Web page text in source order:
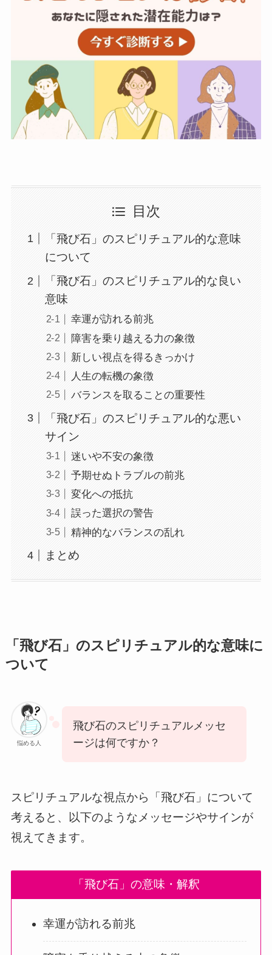
目次
「飛び石」のスピリチュアル的な意味
について
「飛び石」のスピリチュアル的な良い
意味
幸運が訪れる前兆
障害を乗り越える力の象徴
新しい視点を得るきっかけ
人生の転機の象徴
バランスを取ることの重要性
「飛び石」のスピリチュアル的な悪い
サイン
迷いや不安の象徴
予期せぬトラブルの前兆
変化への抵抗
誤った選択の警告
精神的なバランスの乱れ
まとめ
「飛び石」のスピリチュアル的な意味に
ついて
悩める人
飛び石のスピリチュアルメッセ
ージは何ですか？
スピリチュアルな視点から「飛び石」について
考えると、以下のようなメッセージやサインが
視えてきます。
「飛び石」の意味・解釈
幸運が訪れる前兆